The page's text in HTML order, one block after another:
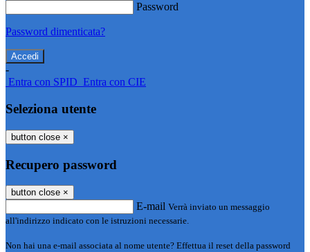
Password
Password dimenticata?
-
Entra con SPID Entra con CIE
Seleziona utente
button close ×
Recupero password
button close ×
E-mail Verrà inviato un messaggio
all'indirizzo indicato con le istruzioni necessarie.
Non hai una e-mail associata al nome utente? Effettua il reset della password